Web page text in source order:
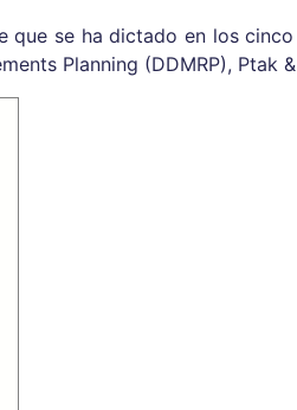
que se ha dictado en los
Planning (DDMRP), Ptak